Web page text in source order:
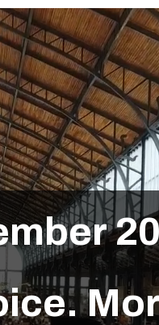
mber2
ice. Mo